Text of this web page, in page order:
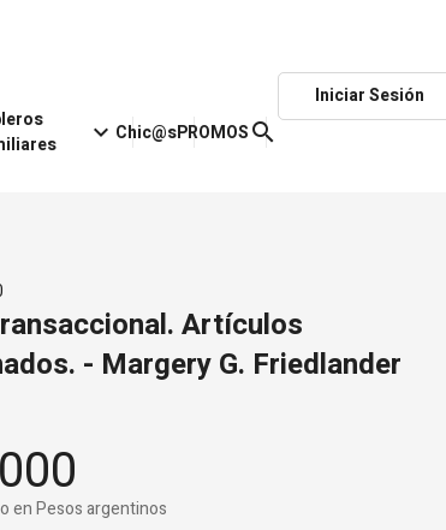
keyboard_arrow_down Chic@sPROMOSsearch
Iniciar Sesión
Artículos
- Margery G. Friedlander
en Pesos argentinos